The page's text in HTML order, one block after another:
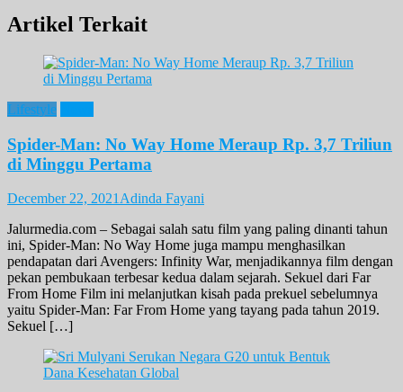
Artikel Terkait
Lifestyle
Spider-Man: No Way Home Meraup Rp. 3,7 Triliun
di Minggu Pertama
December 22, 2021 Adinda Fayani
Jalurmedia.com – Sebagai salah satu film yang paling dinanti tahun
ini, Spider-Man: No Way Home juga mampu menghasilkan
pendapatan dari Avengers: Infinity War, menjadikannya film dengan
pekan pembukaan terbesar kedua dalam sejarah. Sekuel dari Far
From Home Film ini melanjutkan kisah pada prekuel sebelumnya
yaitu Spider-Man: Far From Home yang tayang pada tahun 2019.
Sekuel […]